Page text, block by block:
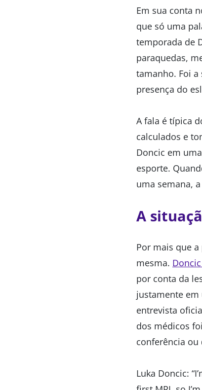
Em sua conta
que só uma
temporada de
paraquedas,
tamanho. Foi a
presença do
A fala é típica
calculados e
Doncic em
esporte.
uma semana,
A
Por mais que
mesma.
por conta da
justamente em
entrevista
dos médicos
conferência ou
Luka Doncic: